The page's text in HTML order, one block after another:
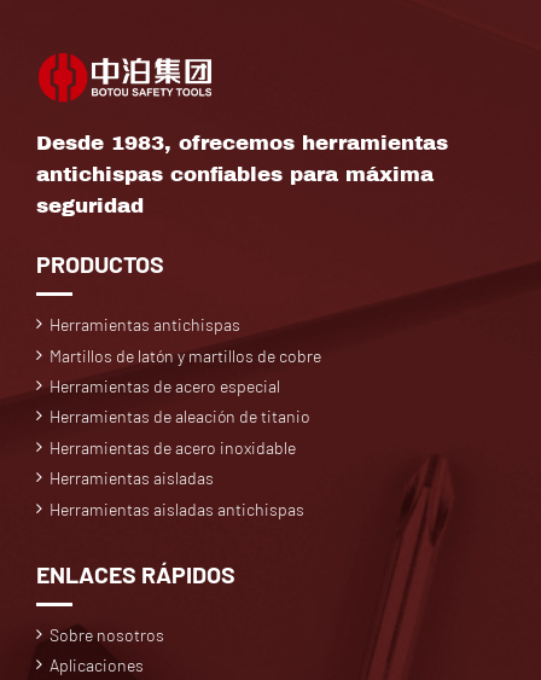
Desde 1983, ofrecemos herramientas
antichispas confiables para máxima
seguridad
PRODUCTOS
Herramientas antichispas
Martillos de latón y martillos de cobre
Herramientas de acero especial
Herramientas de aleación de titanio
Herramientas de acero inoxidable
Herramientas aisladas
Herramientas aisladas antichispas
ENLACES RÁPIDOS
Sobre nosotros
Aplicaciones